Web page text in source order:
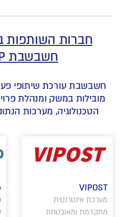
חברות השותפות
חשבשבת H-ERP
חשבשבת עורכת שיתופי
מובילות במשק ומנהלת
הטכנולוגיה, מערכות
VIPOST
מערכת אינטרנטית
מתקדמת ומאובטחת